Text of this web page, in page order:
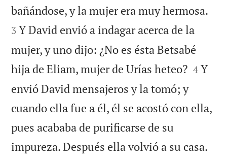
bañándose, y la mujer era muy hermosa.
3 Y David envió a indagar acerca de la
mujer, y uno dijo: ¿No es ésta Betsabé
hija de Eliam, mujer de Urías heteo?
4 Y
envió David mensajeros y la tomó; y
cuando ella fue a él, él se acostó con ella,
pues acababa de purificarse de su
impureza. Después ella volvió a su casa.